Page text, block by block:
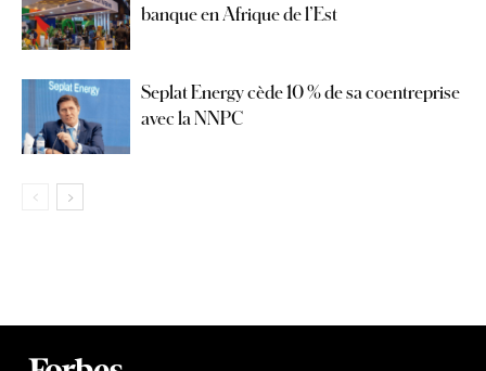
banque en Afrique de l’Est
Seplat Energy cède 10 % de sa coentreprise
avec la NNPC